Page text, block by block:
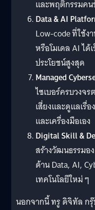
และพฤติกรรมค
Data & AI
Low-code ที่ใช้ง
หรือโมเดล AI ไ
ประโยชน์สูงสุด
Managed
ไซเบอร์ครบวงจ
เสี่ยงและดูแลเรื่
และเครื่องมือเอง
Digital Skill &
สร้างวัฒนธรรมอ
ด้าน Data, AI,
เทคโนโลยีใหม่ ๆ
นอกจากนี้ ทรู ดิจิทัล กรุ๊